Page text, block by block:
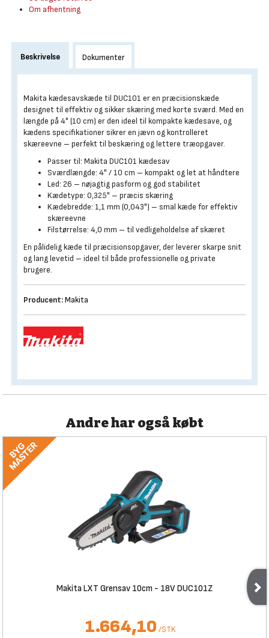
Om afhentning
Beskrivelse Dokumenter
Makita kædesavskæde til DUC101 er en præcisionskæde
designet til effektiv og sikker skæring med korte sværd. Med en
længde på 4" (10 cm) er den ideel til kompakte kædesave, og
kædens specifikationer sikrer en jævn og kontrolleret
skæreevne – perfekt til beskæring og lettere træopgaver.
Passer til: Makita DUC101 kædesav
Sværdlængde: 4" / 10 cm – kompakt og let at håndtere
Led: 26 – nøjagtig pasform og god stabilitet
Kædetype: 0,325" – præcis skæring
Kædebredde: 1,1 mm (0,043") – smal kæde for effektiv
skæreevne
Filstørrelse: 4,0 mm – til vedligeholdelse af skæret
En pålidelig kæde til præcisionsopgaver, der leverer skarpe snit
og lang levetid – ideel til både professionelle og private
brugere.
Producent:Makita
Andre har også købt
Makita LXT Grensav 10cm - 18V DUC101Z
1.664,10 /STK